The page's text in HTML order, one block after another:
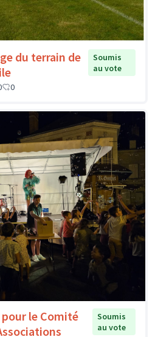
du terrain de
Soumis
au vote
0
le Comité
Soumis
au vote